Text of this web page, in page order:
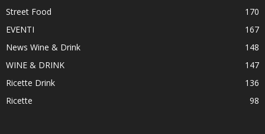
Street Food
170
EVENTI
167
News Wine & Drink
148
WINE & DRINK
147
Ricette Drink
136
Ricette
98